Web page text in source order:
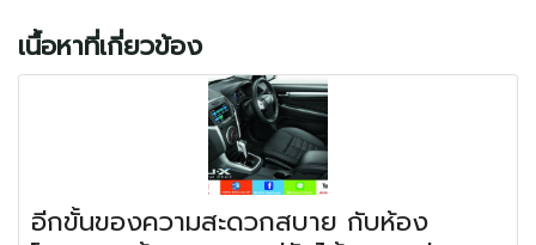
เนื้อหาที่เกี่ยวข้อง
อีกขั้นของความสะดวกสบาย กับห้อง